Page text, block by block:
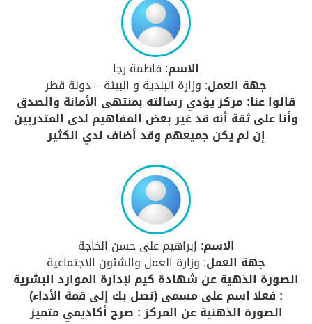
الاسم: فاطمة رجا
جهة العمل: وزارة البلدية و البيئة – دولة قطر
قالوا عنا: مركز يؤدي رسالته بمنتهى الأمانة والصدق
وأنا على ثقة أنه قد غير بعض المفاهيم لدى المتدربين
إن لم يكن جميعهم وقد أضاف لدي الكثير
الاسم: إبراهيم على حسن الخاجة
جهة العمل: وزارة العمل والشئون الاجتماعية
الصورة الذهية عن شهادة كيم لإدارة الموارد البشرية
: فعلا اسم على مسمى (نصل بك إلى قمة الأداء)
الصورة الذهنية عن المركز : صرح أكاديمي متميز